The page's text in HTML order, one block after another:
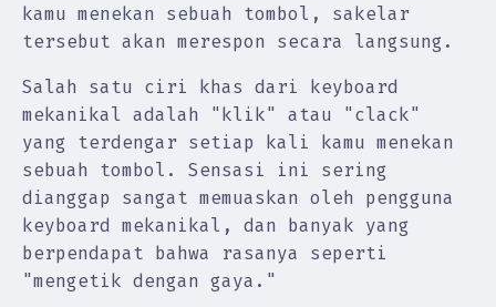
kamu menekan sebuah tombol, sakelar
tersebut akan merespon secara langsung.
Salah satu ciri khas dari keyboard
mekanikal adalah "klik" atau "clack"
yang terdengar setiap kali kamu menekan
sebuah tombol. Sensasi ini sering
dianggap sangat memuaskan oleh pengguna
keyboard mekanikal, dan banyak yang
berpendapat bahwa rasanya seperti
"mengetik dengan gaya."